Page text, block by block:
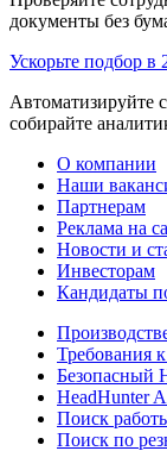
документы без
Ускорьте подбор в
Автоматизируйте
собирайте
О компании
Наши
Партнерам
Реклама на
Новости и
Инвесторам
Кандидаты
Требования
Безопасный
HeadHunter
Поиск
Поиск по